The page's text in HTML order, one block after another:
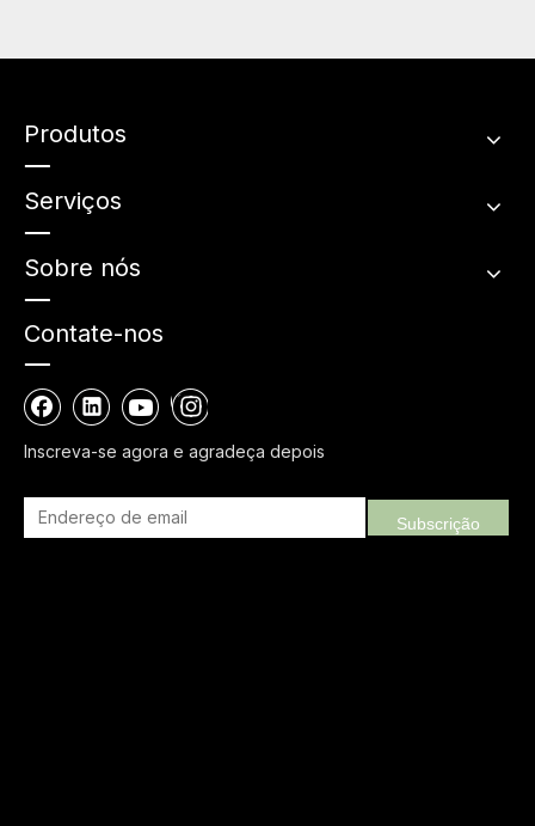
Produtos
Serviços
Sobre nós
Contate-nos
Inscreva-se agora e agradeça depois
Subscrição